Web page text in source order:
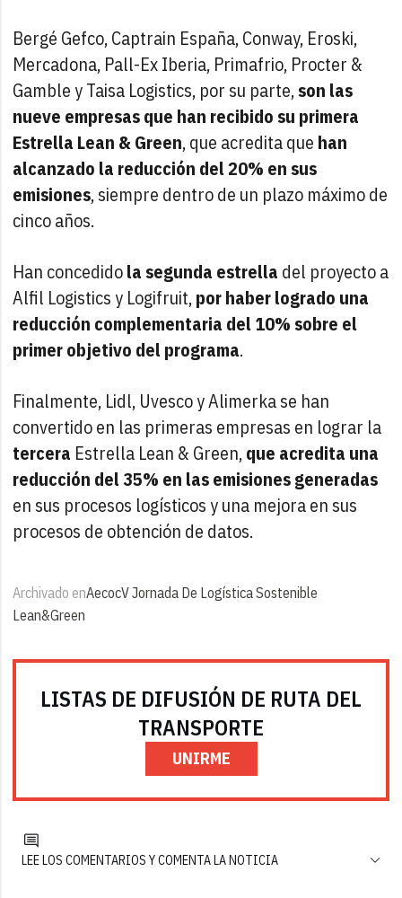
Bergé Gefco, Captrain España, Conway, Eroski,
Mercadona, Pall-Ex Iberia, Primafrio, Procter &
Gamble y Taisa Logistics, por su parte,son las
nueve empresas que han recibido su primera
Estrella Lean & Green, que acredita que han
alcanzado la reducción del 20% en sus
emisiones, siempre dentro de un plazo máximo de
cinco años.
Han concedidola segunda estrella del proyecto a
Alfil Logistics y Logifruit,por haber logrado una
reducción complementaria del 10% sobre el
primer objetivo del programa.
Finalmente, Lidl, Uvesco y Alimerka se han
convertido en las primeras empresas en lograr la
tercera Estrella Lean & Green,que acredita una
reducción del 35% en las emisiones generadas
en sus procesos logísticos y una mejora en sus
procesos de obtención de datos.
Archivado enAecocV Jornada De Logística Sostenible
Lean&Green
LISTAS DE DIFUSIÓN DE RUTA DEL
TRANSPORTE
UNIRME
LEE LOS COMENTARIOS Y COMENTA LA NOTICIA